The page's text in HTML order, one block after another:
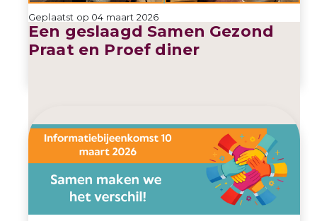
Geplaatst op 04 maart 2026
Een geslaagd Samen Gezond
Praat en Proef diner